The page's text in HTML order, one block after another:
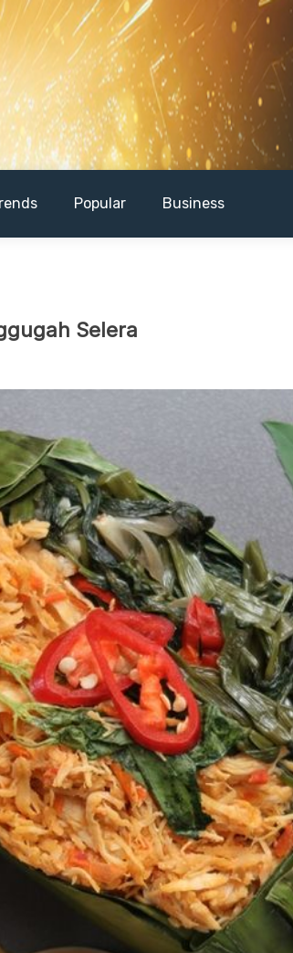
Popular Business
Selera